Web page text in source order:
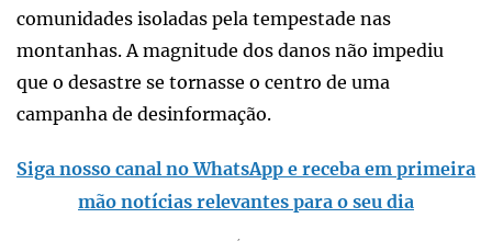
comunidades isoladas pela tempestade nas
montanhas. A magnitude dos danos não impediu
que o desastre se tornasse o centro de uma
campanha de desinformação.
Siga nosso canal no WhatsApp e receba em primeira
mão notícias relevantes para o seu dia